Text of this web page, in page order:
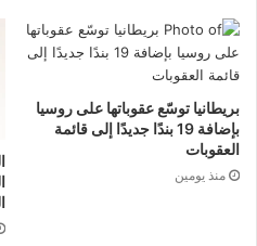
مختلفة، مما يُعيد إلى
التجاري بين الطرفين.
بريطانيا توسّع عقوباتها على روسيا
بإضافة 19 بندًا جديدًا إلى قائمة
العقوبات
منذ يومين